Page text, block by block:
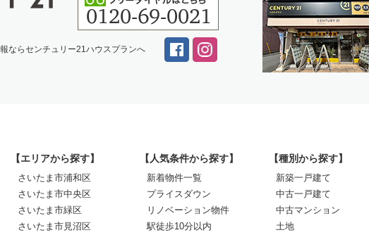
ならセンチュリー21ハウスプランへ
【エリアから探す】
さいたま市浦和区
さいたま市中央区
さいたま市緑区
さいたま市見沼区
【人気条件から探す】
新着物件一覧
プライスダウン
リノベーション物件
駅徒歩10分以内
【種別から探す】
新築一戸建て
中古一戸建て
中古マンション
土地